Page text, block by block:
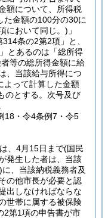
額について、所得税
た金額の100分の30に
において同じ。) 」
条の2第2項」と、
とあるのは「総所得
等の総所得金額に給
、当該給与所得につ
よって計算した金額
のとする。次号及び
18・令4条例7・令5
、4月15日まで(国民
発生した者は、当該
に、当該納税義務者及
の他市長が必要と認
出しなければならな
世帯に属する被保険
2第1項の申告書が市